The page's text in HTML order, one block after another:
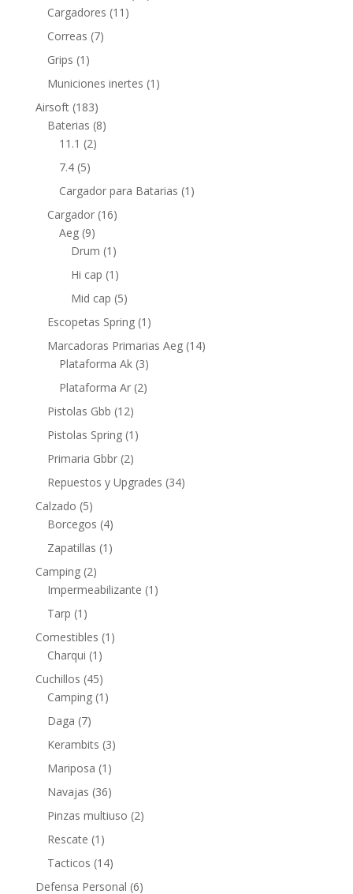
Cargadores (11)
Correas (7)
Grips (1)
Municiones inertes (1)
Airsoft (183)
Baterias (8)
11.1 (2)
7.4 (5)
Cargador para Batarias (1)
Cargador (16)
Aeg (9)
Drum (1)
Hi cap (1)
Mid cap (5)
Escopetas Spring (1)
Marcadoras Primarias Aeg (14)
Plataforma Ak (3)
Plataforma Ar (2)
Pistolas Gbb (12)
Pistolas Spring (1)
Primaria Gbbr (2)
Repuestos y Upgrades (34)
Calzado (5)
Borcegos (4)
Zapatillas (1)
Camping (2)
Impermeabilizante (1)
Tarp (1)
Comestibles (1)
Charqui (1)
Cuchillos (45)
Camping (1)
Daga (7)
Kerambits (3)
Mariposa (1)
Navajas (36)
Pinzas multiuso (2)
Rescate (1)
Tacticos (14)
Defensa Personal (6)